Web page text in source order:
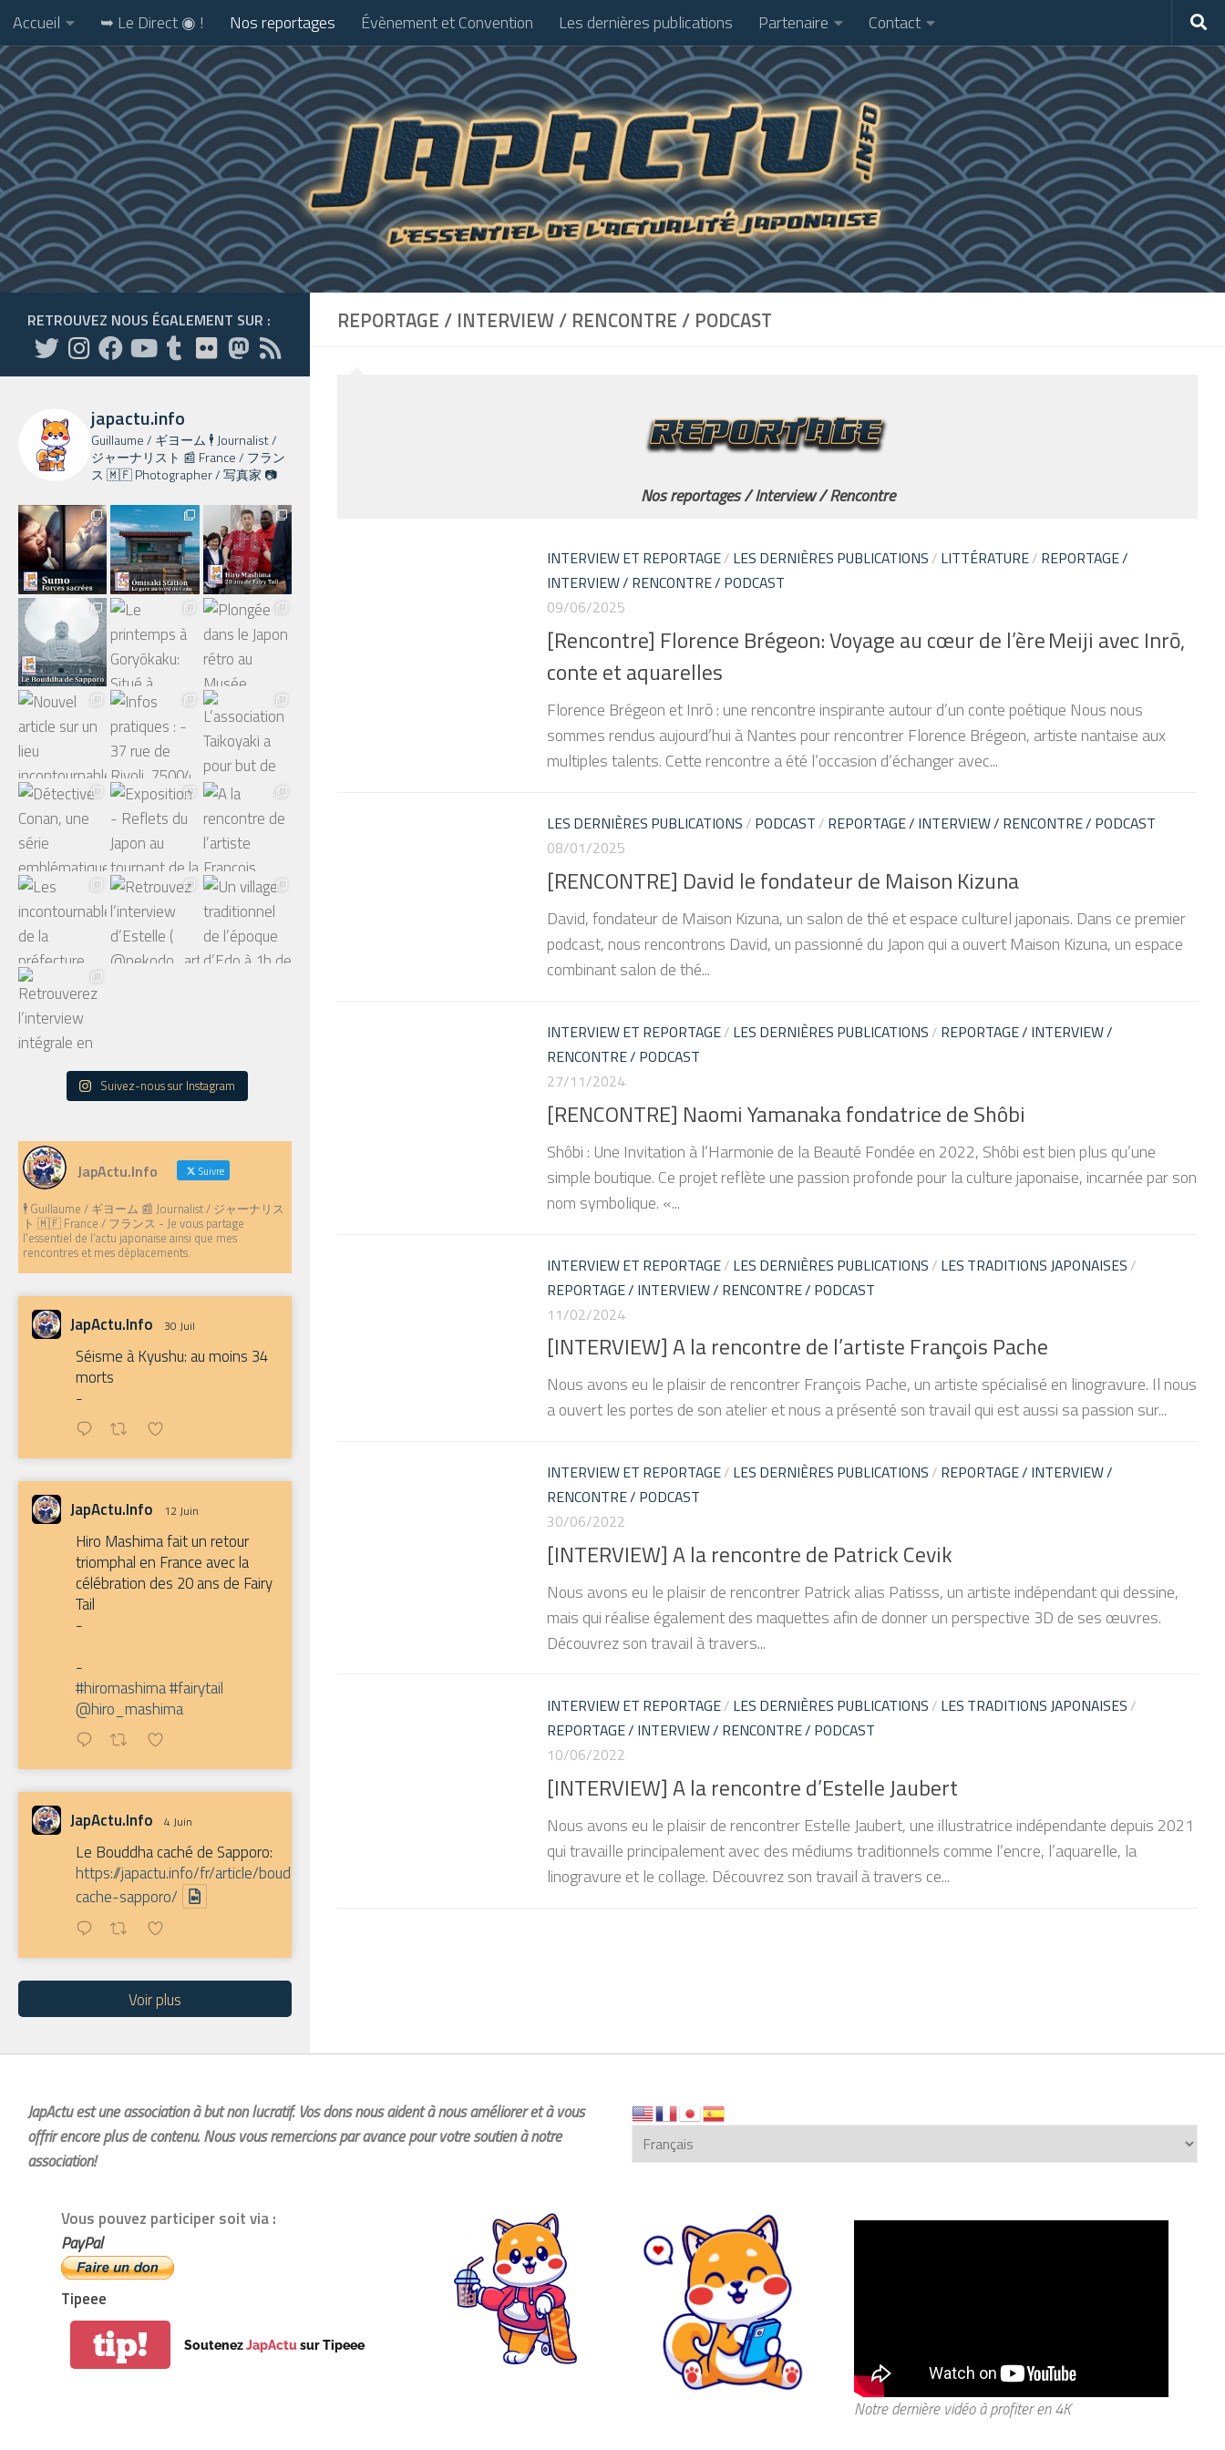
Skip to content
Accueil ➥ Le Direct ◉ ! Nos reportages Évènement et Convention Les dernières publications Partenaire Contact
REPORTAGE / INTERVIEW / RENCONTRE / PODCAST
Nos reportages / Interview / Rencontre
INTERVIEW ET REPORTAGE/ LES DERNIÈRES PUBLICATIONS / LITTÉRATURE/ REPORTAGE /
INTERVIEW / RENCONTRE / PODCAST
09/06/2025
[Rencontre] Florence Brégeon: Voyage au cœur de l’ère Meiji avec Inrō,
conte et aquarelles
Florence Brégeon et Inrō : une rencontre inspirante autour d’un conte poétique Nous nous
sommes rendus aujourd’hui à Nantes pour rencontrer Florence Brégeon, artiste nantaise aux
multiples talents. Cette rencontre a été l’occasion d’échanger avec...
LES DERNIÈRES PUBLICATIONS / PODCAST / REPORTAGE / INTERVIEW / RENCONTRE / PODCAST
08/01/2025
[RENCONTRE] David le fondateur de Maison Kizuna
David, fondateur de Maison Kizuna, un salon de thé et espace culturel japonais. Dans ce premier
podcast, nous rencontrons David, un passionné du Japon qui a ouvert Maison Kizuna, un espace
combinant salon de thé...
INTERVIEW ET REPORTAGE/ LES DERNIÈRES PUBLICATIONS / REPORTAGE / INTERVIEW /
RENCONTRE / PODCAST
27/11/2024
[RENCONTRE] Naomi Yamanaka fondatrice de Shôbi
Shôbi : Une Invitation à l’Harmonie de la Beauté Fondée en 2022, Shôbi est bien plus qu’une
simple boutique. Ce projet reflète une passion profonde pour la culture japonaise, incarnée par son
nom symbolique. «...
INTERVIEW ET REPORTAGE/ LES DERNIÈRES PUBLICATIONS / LES TRADITIONS JAPONAISES /
REPORTAGE / INTERVIEW / RENCONTRE / PODCAST
11/02/2024
[INTERVIEW] A la rencontre de l’artiste François Pache
Nous avons eu le plaisir de rencontrer François Pache, un artiste spécialisé en linogravure. Il nous
a ouvert les portes de son atelier et nous a présenté son travail qui est aussi sa passion sur...
INTERVIEW ET REPORTAGE/ LES DERNIÈRES PUBLICATIONS / REPORTAGE / INTERVIEW /
RENCONTRE / PODCAST
30/06/2022
[INTERVIEW] A la rencontre de Patrick Cevik
Nous avons eu le plaisir de rencontrer Patrick alias Patisss, un artiste indépendant qui dessine,
mais qui réalise également des maquettes afin de donner un perspective 3D de ses œuvres.
Découvrez son travail à travers...
INTERVIEW ET REPORTAGE/ LES DERNIÈRES PUBLICATIONS / LES TRADITIONS JAPONAISES /
REPORTAGE / INTERVIEW / RENCONTRE / PODCAST
10/06/2022
[INTERVIEW] A la rencontre d’Estelle Jaubert
Nous avons eu le plaisir de rencontrer Estelle Jaubert, une illustratrice indépendante depuis 2021
qui travaille principalement avec des médiums traditionnels comme l’encre, l’aquarelle, la
linogravure et le collage. Découvrez son travail à travers ce...
RETROUVEZ NOUS ÉGALEMENT SUR :
japactu.info
Guillaume / ギヨーム 🕴️ Journalist /
ジャーナリスト 📰 France / フラン
ス 🇲🇫 Photographer / 写真家 📷
Suivez-nous sur Instagram
JapActu.Info Suivre
🕴️ Guillaume / ギヨーム 📰 Journalist / ジャーナリス
ト 🇲🇫 France / フランス - Je vous partage
l'essentiel de l'actu japonaise ainsi que mes
rencontres et mes déplacements.
JapActu.Info 30 Juil
Séisme à Kyushu: au moins 34
morts
-
JapActu.Info 12 Juin
Hiro Mashima fait un retour
triomphal en France avec la
célébration des 20 ans de Fairy
Tail
-
-
#hiromashima#fairytail
@hiro_mashima
JapActu.Info 4 Juin
Le Bouddha caché de Sapporo:
https://japactu.info/fr/article/bouddha-
cache-sapporo/
Voir plus
JapActu est une association à but non lucratif. Vos dons nous aident à nous améliorer et à vous
offrir encore plus de contenu. Nous vous remercions par avance pour votre soutien à notre
association!
Vous pouvez participer soit via :
PayPal
Tipeee
tip! SoutenezJapActusur Tipeee
Notre dernière vidéo à profiter en 4K